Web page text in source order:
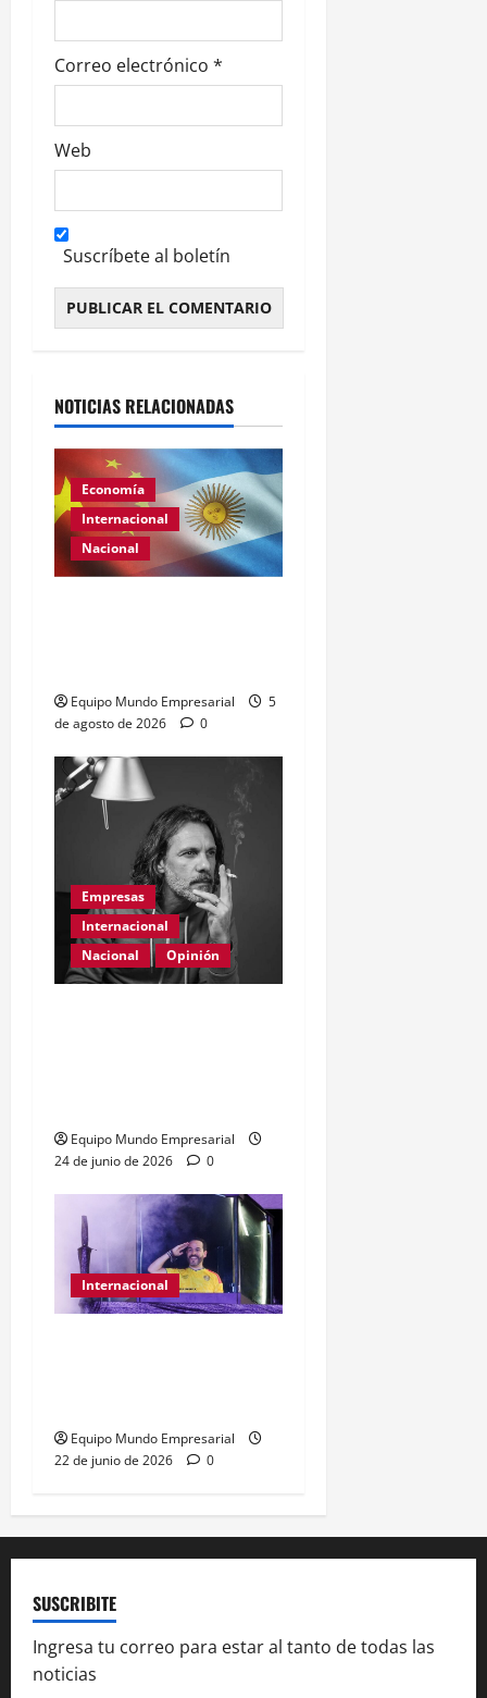
Correo electrónico *
Web
Suscríbete al boletín
NOTICIAS RELACIONADAS
Economía
Internacional
Nacional
Equipo Mundo Empresarial
5
de agosto de 2026
0
Empresas
Internacional
Nacional
Opinión
Equipo Mundo Empresarial
24 de junio de 2026
0
Internacional
Equipo Mundo Empresarial
22 de junio de 2026
0
SUSCRIBITE
Ingresa tu correo para estar al tanto de todas las
noticias